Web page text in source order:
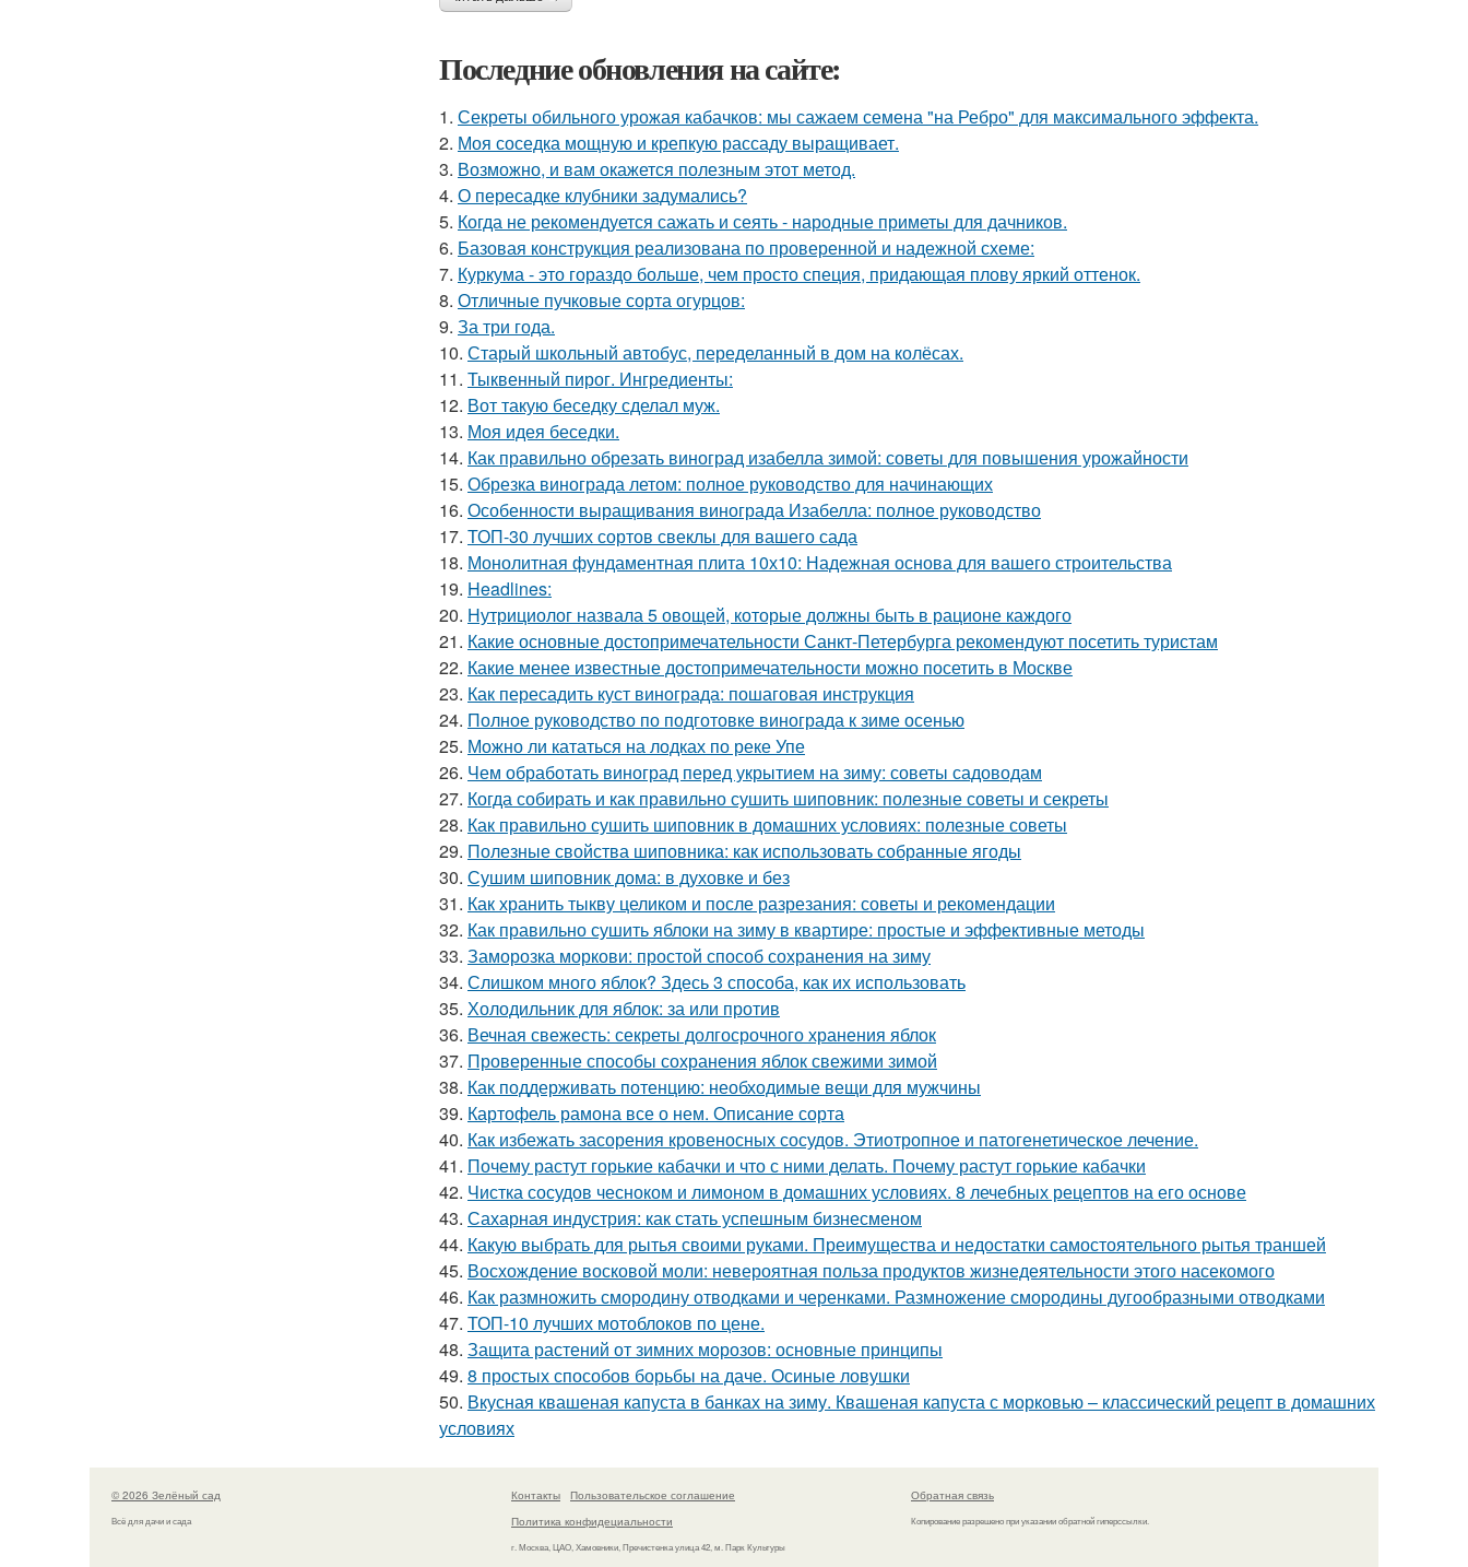
Последние обновления на сайте:
1. Секреты обильного урожая кабачков: мы сажаем семена "на Ребро" для максимального эффекта.
2. Моя соседка мощную и крепкую рассаду выращивает.
3. Возможно, и вам окажется полезным этот метод.
4. О пересадке клубники задумались?
5. Когда не рекомендуется сажать и сеять - народные приметы для дачников.
6. Базовая конструкция реализована по проверенной и надежной схеме:
7. Куркума - это гораздо больше, чем просто специя, придающая плову яркий оттенок.
8. Отличные пучковые сорта огурцов:
9. За три года.
10. Старый школьный автобус, переделанный в дом на колёсах.
11. Тыквенный пирог. Ингредиенты:
12. Вот такую беседку сделал муж.
13. Моя идея беседки.
14. Как правильно обрезать виноград изабелла зимой: советы для повышения урожайности
15. Обрезка винограда летом: полное руководство для начинающих
16. Особенности выращивания винограда Изабелла: полное руководство
17. ТОП-30 лучших сортов свеклы для вашего сада
18. Монолитная фундаментная плита 10х10: Надежная основа для вашего строительства
19. Headlines:
20. Нутрициолог назвала 5 овощей, которые должны быть в рационе каждого
21. Какие основные достопримечательности Санкт-Петербурга рекомендуют посетить туристам
22. Какие менее известные достопримечательности можно посетить в Москве
23. Как пересадить куст винограда: пошаговая инструкция
24. Полное руководство по подготовке винограда к зиме осенью
25. Можно ли кататься на лодках по реке Упе
26. Чем обработать виноград перед укрытием на зиму: советы садоводам
27. Когда собирать и как правильно сушить шиповник: полезные советы и секреты
28. Как правильно сушить шиповник в домашних условиях: полезные советы
29. Полезные свойства шиповника: как использовать собранные ягоды
30. Сушим шиповник дома: в духовке и без
31. Как хранить тыкву целиком и после разрезания: советы и рекомендации
32. Как правильно сушить яблоки на зиму в квартире: простые и эффективные методы
33. Заморозка моркови: простой способ сохранения на зиму
34. Слишком много яблок? Здесь 3 способа, как их использовать
35. Холодильник для яблок: за или против
36. Вечная свежесть: секреты долгосрочного хранения яблок
37. Проверенные способы сохранения яблок свежими зимой
38. Как поддерживать потенцию: необходимые вещи для мужчины
39. Картофель рамона все о нем. Описание сорта
40. Как избежать засорения кровеносных сосудов. Этиотропное и патогенетическое лечение.
41. Почему растут горькие кабачки и что с ними делать. Почему растут горькие кабачки
42. Чистка сосудов чесноком и лимоном в домашних условиях. 8 лечебных рецептов на его основе
43. Сахарная индустрия: как стать успешным бизнесменом
44. Какую выбрать для рытья своими руками. Преимущества и недостатки самостоятельного рытья траншей
45. Восхождение восковой моли: невероятная польза продуктов жизнедеятельности этого насекомого
46. Как размножить смородину отводками и черенками. Размножение смородины дугообразными отводками
47. ТОП-10 лучших мотоблоков по цене.
48. Защита растений от зимних морозов: основные принципы
49. 8 простых способов борьбы на даче. Осиные ловушки
50. Вкусная квашеная капуста в банках на зиму. Квашеная капуста с морковью – классический рецепт в домашних
условиях
© 2026 Зелёный сад
Всё для дачи и сада
Контакты
Пользовательское соглашение
Политика конфидециальности
г. Москва, ЦАО, Хамовники, Пречистенка улица 42, м. Парк Культуры
Обратная связь
Копирование разрешено при указании обратной гиперссылки.